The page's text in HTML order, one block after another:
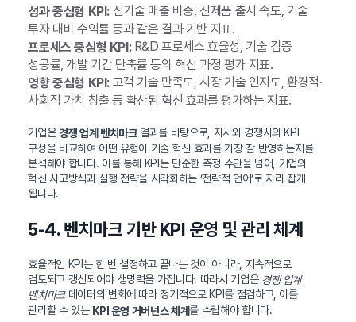
성과 중심형 KPI:신기술 매출 비중, 신제품 출시 속도, 기술
투자 대비 수익률 등과 같은 결과 기반 지표.
프로세스 중심형 KPI:R&D 프로세스 효율성, 기술 검증
성공률, 개발 기간 단축률 등의 혁신 과정 평가 지표.
영향 중심형 KPI:고객 기술 만족도, 시장 기술 인지도, 환경적·
사회적 가치 창출 등 확산된 혁신 효과를 평가하는 지표.
기업은경쟁 업계 벤치마크 결과를 바탕으로, 자사와 경쟁사의 KPI
구성을 비교하여 어떤 유형이 기술 혁신 효과를 가장 잘 반영하는지를
분석해야 합니다. 이를 통해 KPI는 단순한 측정 수단을 넘어, 기업의
혁신 사고방식과 실행 전략을 시각화하는 ‘전략적 언어’로 자리 잡게
됩니다.
5-4. 벤치마크 기반 KPI 운영 및 관리 체계
효율적인 KPI는 한 번 설정하고 끝나는 것이 아니라, 지속적으로
검토되고 갱신되어야 생명력을 가집니다. 따라서 기업은 경쟁 업계
벤치마크데이터의 변화에 따라 정기적으로 KPI를 점검하고, 이를
관리할 수 있는 KPI 운영 거버넌스 체계 를 수립해야 합니다.